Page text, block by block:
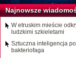
Najnowsze
W etruskim mieście
ludzkimi szkieletami
Sztuczna inteligencja
bakteriofaga